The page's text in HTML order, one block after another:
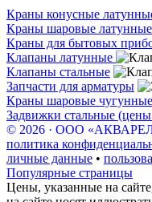
Краны конусные
Краны шаровые
Краны для бытовых
Клапаны латунные
Клапаны стальные
Запчасти для арматуры
Краны шаровые чугунные
Задвижки стальные
© 2026 · ООО
политика
личные данные •
Популярные страницы
Цены, указанные на